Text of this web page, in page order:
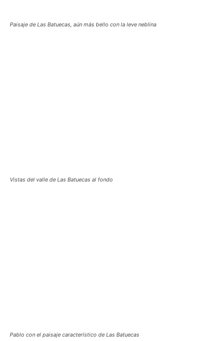
Paisaje de Las Batuecas, aún más bello con la leve neblina
Vistas del valle de Las Batuecas al fondo
Pablo con el paisaje característico de Las Batuecas